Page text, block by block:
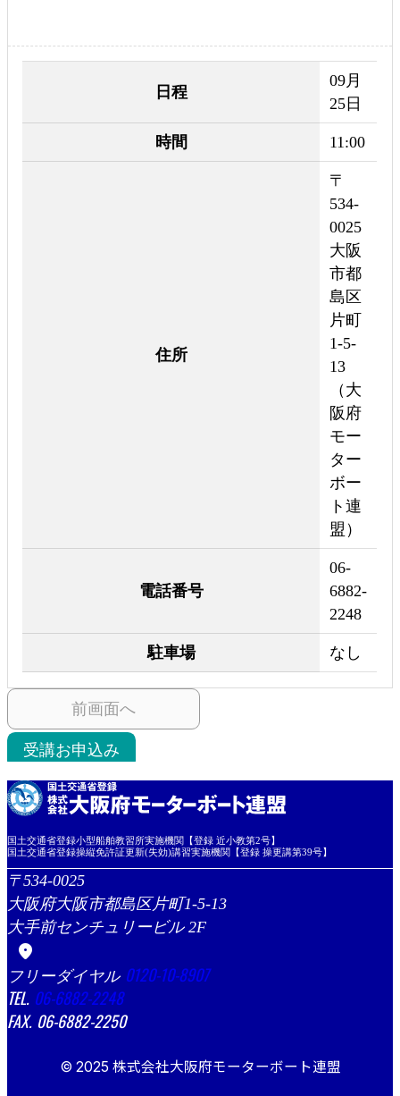
日程
09月
25日
時間 11:00
住所
〒
534-
0025
大阪
市都
島区
片町
1-5-
13
（大
阪府
モー
ター
ボー
ト連
盟）
電話番号
06-
6882-
2248
駐車場 なし
前画面へ
受講お申込み
国土交通省登録小型船舶教習所実施機関【登録 近小教第2号】
国土交通省登録操縦免許証更新(失効)講習実施機関【登録 操更講第39号】
534-0025
大阪府大阪市都島区片町1-5-13
大手前センチュリービル 2F
location_on
0120-10-8907
06-6882-2248
06-6882-2250
© 2025 株式会社大阪府モーターボート連盟